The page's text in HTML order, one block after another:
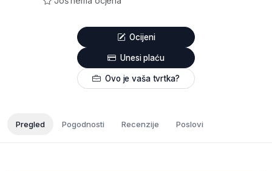
Ocijeni
Unesi plaću
Ovo je vaša tvrtka?
Pregled Pogodnosti Recenzije Poslovi